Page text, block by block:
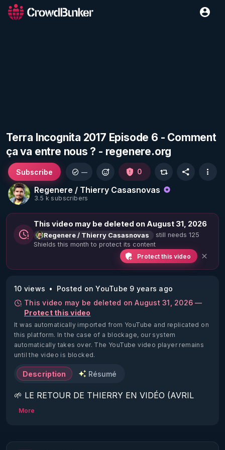
Terra Incognita 2017 Episode 6 - Comment
ça va entre nous ? - regenere.org
Regenere / Thierry Casasnovas
3.5 k subscribers
Subscribe — 0
This video may be deleted on August 31, 2026
Regenere / Thierry Casasnovas
still needs 125
Shields this month to protect its content
Protect this video
10 views
Posted on YouTube 9 years ago
This video may be deleted on August 31, 2026 —
Protect this video
It was automatically imported from YouTube and replicated on
this platform. In the case of a blockage, our system
automatically takes over. The YouTube video player remains
until the video is blocked.
Description Résumé
🌱 LE RETOUR DE THIERRY EN VIDÉO (AVRIL
2022)!
https://www.rgnr.fr/presentation.html
More